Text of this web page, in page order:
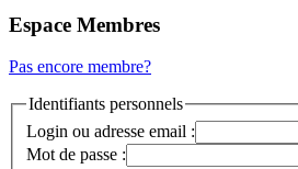
Espace Membres
Pas encore membre?
Identifiants personnels
Login ou adresse email :
Mot de passe :